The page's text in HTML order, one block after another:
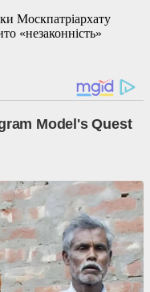
Москпатріархату
«незаконність»